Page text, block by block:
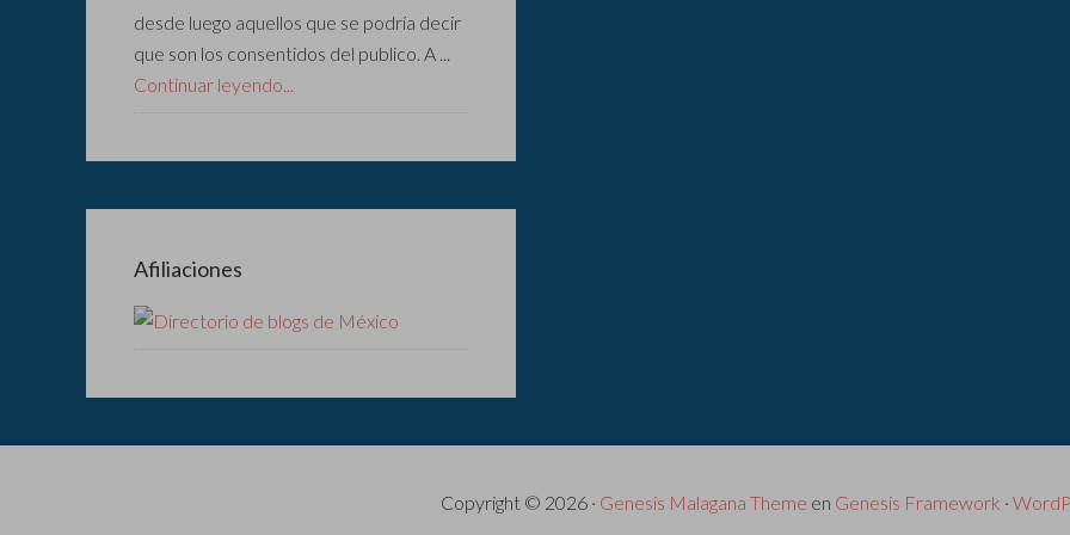
desde luego aquellos que se podría decir
que son los consentidos del publico. A ...
Continuar leyendo...
Afiliaciones
Copyright © 2026 · Genesis Malagana Theme en Genesis Framework ·